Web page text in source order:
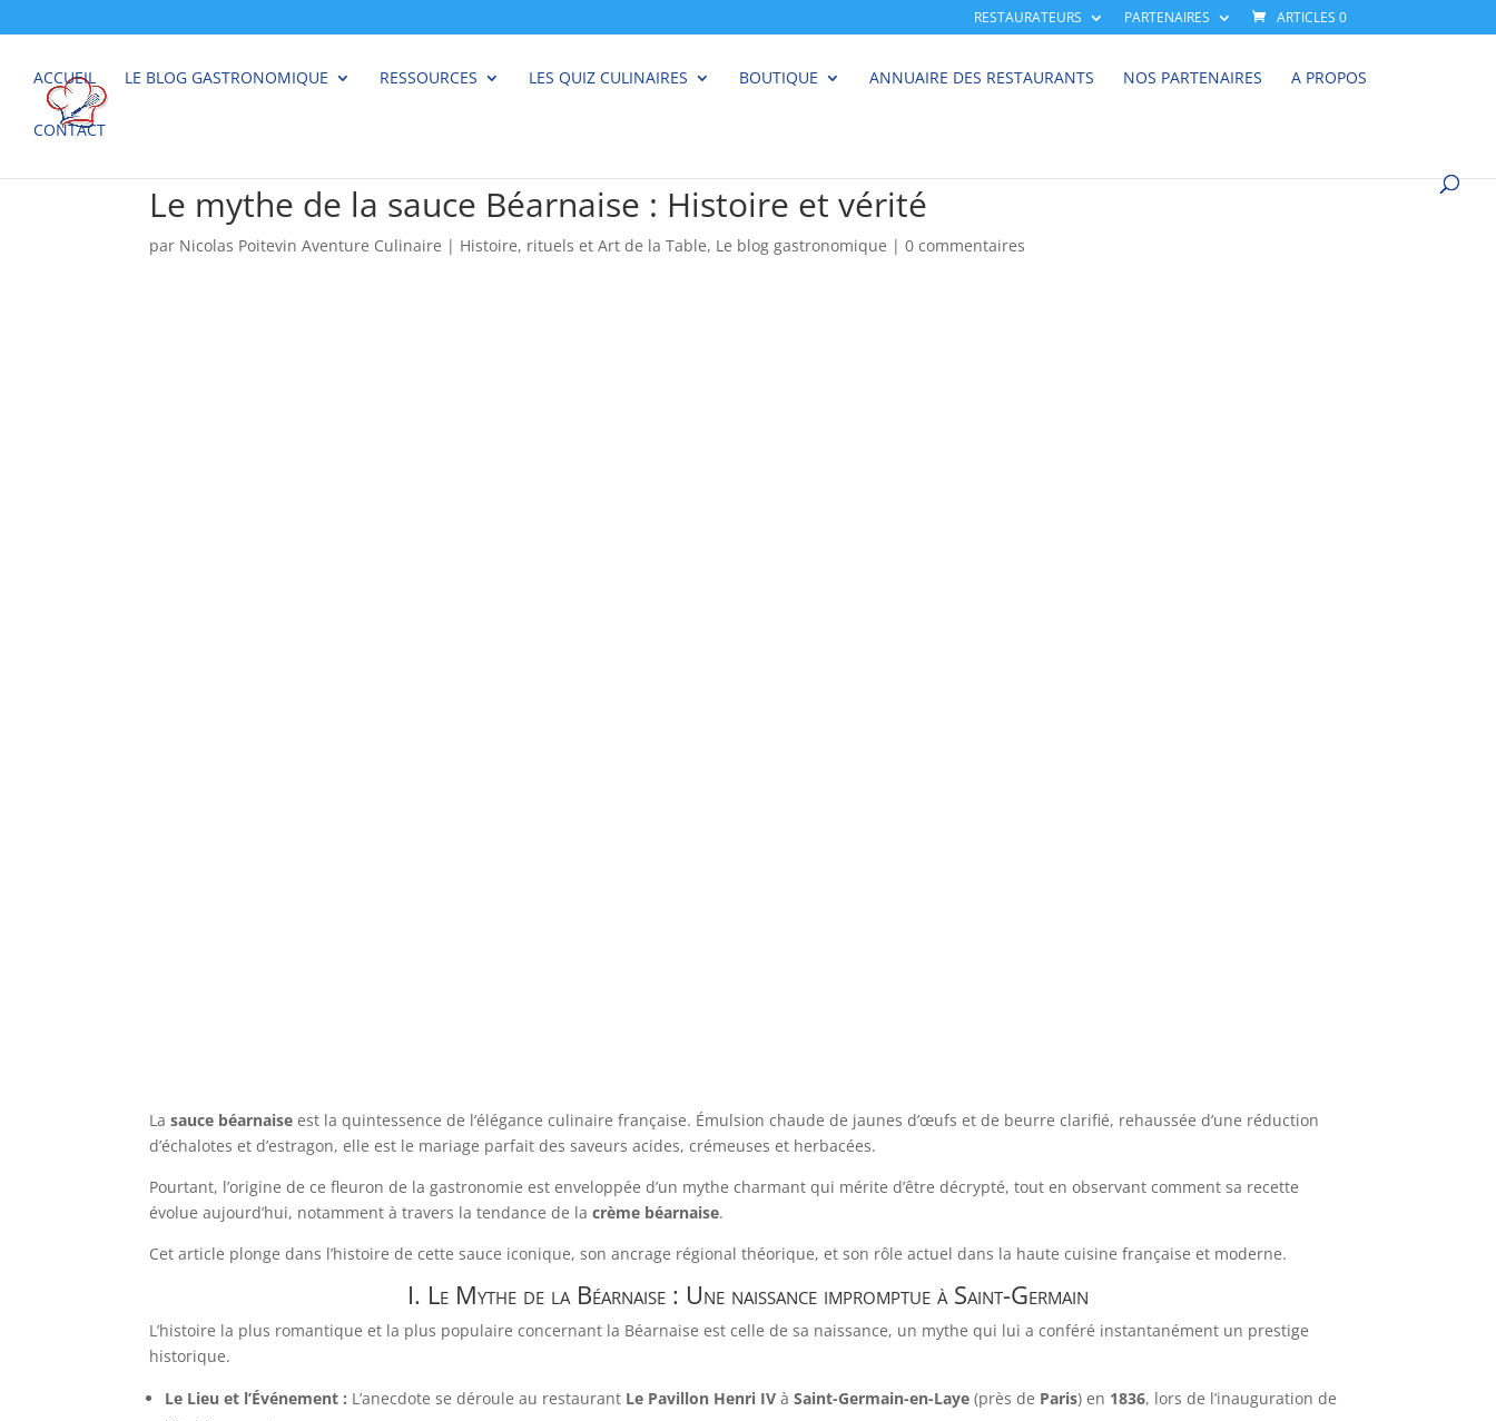
RESTAURATEURS PARTENAIRES ARTICLES 0
ACCUEIL LE BLOG GASTRONOMIQUE RESSOURCES LES QUIZ CULINAIRES BOUTIQUE ANNUAIRE DES RESTAURANTS NOS PARTENAIRES A PROPOS
CONTACT
Le mythe de la sauce Béarnaise : Histoire et vérité
par Nicolas Poitevin Aventure Culinaire | Histoire, rituels et Art de la Table, Le blog gastronomique |0 commentaires
Lasauce béarnaise est la quintessence de l’élégance culinaire française. Émulsion chaude de jaunes d’œufs et de beurre clarifié, rehaussée d’une réduction
d’échalotes et d’estragon, elle est le mariage parfait des saveurs acides, crémeuses et herbacées.
Pourtant, l’origine de ce fleuron de la gastronomie est enveloppée d’un mythe charmant qui mérite d’être décrypté, tout en observant comment sa recette
évolue aujourd’hui, notamment à travers la tendance de lacrème béarnaise.
Cet article plonge dans l’histoire de cette sauce iconique, son ancrage régional théorique, et son rôle actuel dans la haute cuisine française et moderne.
I. Le Mythe de la Béarnaise : Une naissance impromptue à Saint-Germain
L’histoire la plus romantique et la plus populaire concernant la Béarnaise est celle de sa naissance, un mythe qui lui a conféré instantanément un prestige
historique.
Le Lieu et l’Événement : L’anecdote se déroule au restaurant Le Pavillon Henri IV àSaint-Germain-en-Laye (près de Paris) en 1836, lors de l’inauguration de